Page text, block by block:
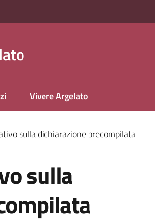
Vivere Argelato
sulla dichiarazione precompilata
sulla